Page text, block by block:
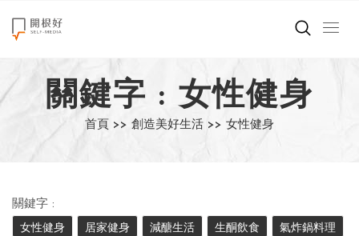
來點正能量
世界在想什麼
創造美好生活
職場商業經濟
關鍵字 : 女性健身
首頁 >> 創造美好生活 >> 女性健身
關鍵字 :
女性健身
居家健身 減醣生活 生酮飲食 氣炸鍋料理